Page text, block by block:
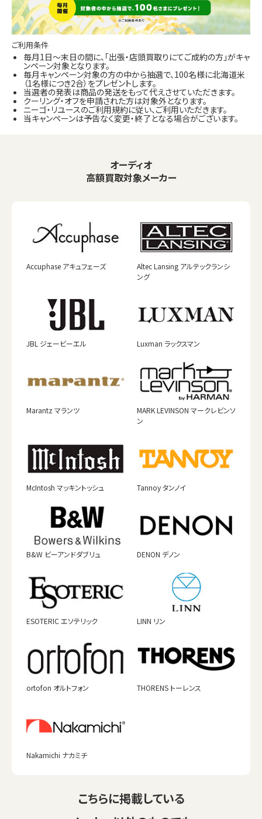
ご利用条件
毎月1日～末日の間に、「出張・店頭買取りにてご成約の方」がキャ
ンペーン対象となります。
毎月キャンペーン対象の方の中から抽選で、100名様に北海道米
（1名様につき2合）をプレゼントします。
当選者の発表は商品の発送をもって代えさせていただきます。
クーリング・オフを申請された方は対象外となります。
ニーゴ・リユースのご利用規約に従い、ご利用いただきます。
当キャンペーンは予告なく変更・終了となる場合がございます。
オーディオ
高額買取対象メーカー
Accuphase アキュフェーズ
Altec Lansing アルテックランシ
ング
JBL ジェービーエル Luxman ラックスマン
Marantz マランツ
MARK LEVINSON マークレビンソ
ン
McIntosh マッキントッシュ Tannoy タンノイ
B&W ビーアンドダブリュ DENON デノン
ESOTERIC エソテリック LINN リン
ortofon オルトフォン THORENS トーレンス
Nakamichi ナカミチ
こちらに掲載している